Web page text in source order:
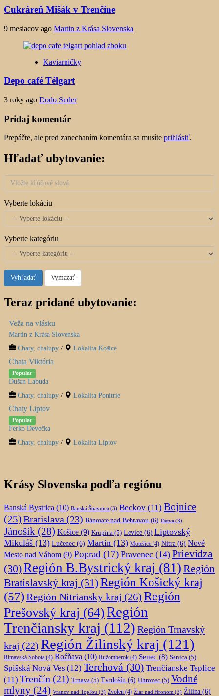
Cukráreň Mišák v Trenčíne
9 mesiacov ago Martin z Krása Slovenska
Kaviarničky
Depo café Télgart
3 roky ago Dodo Suder
Pridaj komentár
Prepáčte, ale pred zanechaním komentára sa musíte prihlásiť.
Hľadať ubytovanie:
Vyberte lokáciu
Vyberte kategóriu
Vyhľadať Vymazať
Teraz pridané ubytovanie:
Veža na vlásku
Martin z Krása Slovenska
Chaty, chalupy / Lokalita Košice
Chata Viktória
Popular
Dušan Labuda
Chaty, chalupy / Lokalita Ponitrie
Chaty Liptov
Popular
Ferko Devečka
Chaty, chalupy / Lokalita Liptov
Krásy Slovenska podľa regiónu
Banská Bystrica (10) Banská Štiavnica (3) Beckov (11) Bojnice
(25) Bratislava (23) Bánovce nad Bebravou (6) Detva (3)
Jánošík (28) Košice (9) Krupina (5) Levice (6) Liptovský
Mikuláš (13) Lučenec (6) Martin (13) Motešice (4) Nitra (6) Nové
Mesto nad Váhom (9) Poprad (17) Pravenec (14) Prievidza
(30)Región B.Bystrický kraj (81) Región
Bratislavský kraj (31)Región Košický kraj
(57)Región Nitriansky kraj (26) Región
Prešovský kraj (64)Región
Trenčiansky kraj (112) Región Trnavský
kraj (22) Región Žilinský kraj (121)
Rimavská Sobota (4) Rožňava (10) Ružomberok (4) Senec (8) Senica (5)
Spišská Nová Ves (12) Terchová (30) Trenčianske Teplice
(11) Trenčín (21) Trnava (5) Tvrdošín (6) Uhrovec (5) Vodné
mlyny (24) Vranov nad Topľou (3) Zvolen (4) Žiar nad Hronom (3) Žilina (6)